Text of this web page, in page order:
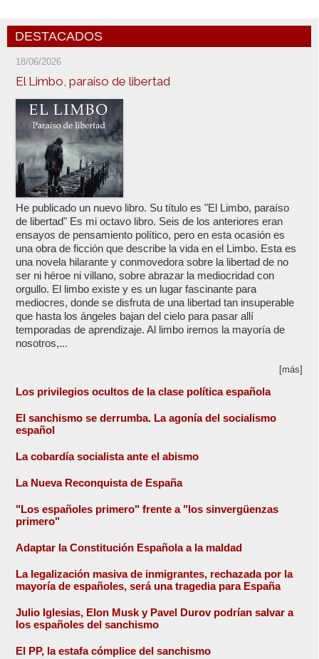
DESTACADOS
18/06/2026
El Limbo, paraíso de libertad
He publicado un nuevo libro. Su título es "El Limbo, paraíso
de libertad" Es mi octavo libro. Seis de los anteriores eran
ensayos de pensamiento político, pero en esta ocasión es
una obra de ficción que describe la vida en el Limbo. Esta es
una novela hilarante y conmovedora sobre la libertad de no
ser ni héroe ni villano, sobre abrazar la mediocridad con
orgullo. El limbo existe y es un lugar fascinante para
mediocres, donde se disfruta de una libertad tan insuperable
que hasta los ángeles bajan del cielo para pasar allí
temporadas de aprendizaje. Al limbo iremos la mayoría de
nosotros,...
[más]
Los privilegios ocultos de la clase política española
El sanchismo se derrumba. La agonía del socialismo
español
La cobardía socialista ante el abismo
La Nueva Reconquista de España
"Los españoles primero" frente a "los sinvergüenzas
primero"
Adaptar la Constitución Española a la maldad
La legalización masiva de inmigrantes, rechazada por la
mayoría de españoles, será una tragedia para España
Julio Iglesias, Elon Musk y Pavel Durov podrían salvar a
los españoles del sanchismo
El PP, la estafa cómplice del sanchismo